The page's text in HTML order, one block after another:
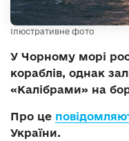
Ілюстративне фото
У Чорному морі
кораблів, однак
«Калібрами» на
Про це
України.